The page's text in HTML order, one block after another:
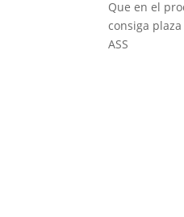
Que en el
consiga
ASS